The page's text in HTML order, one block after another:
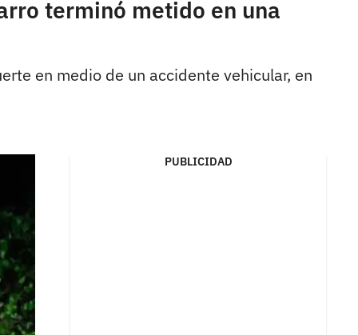
terminó metido en una
en medio de un accidente vehicular, en
PUBLICIDAD